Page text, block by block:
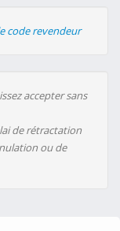
code revendeur
accepter sans
de rétractation
ou de